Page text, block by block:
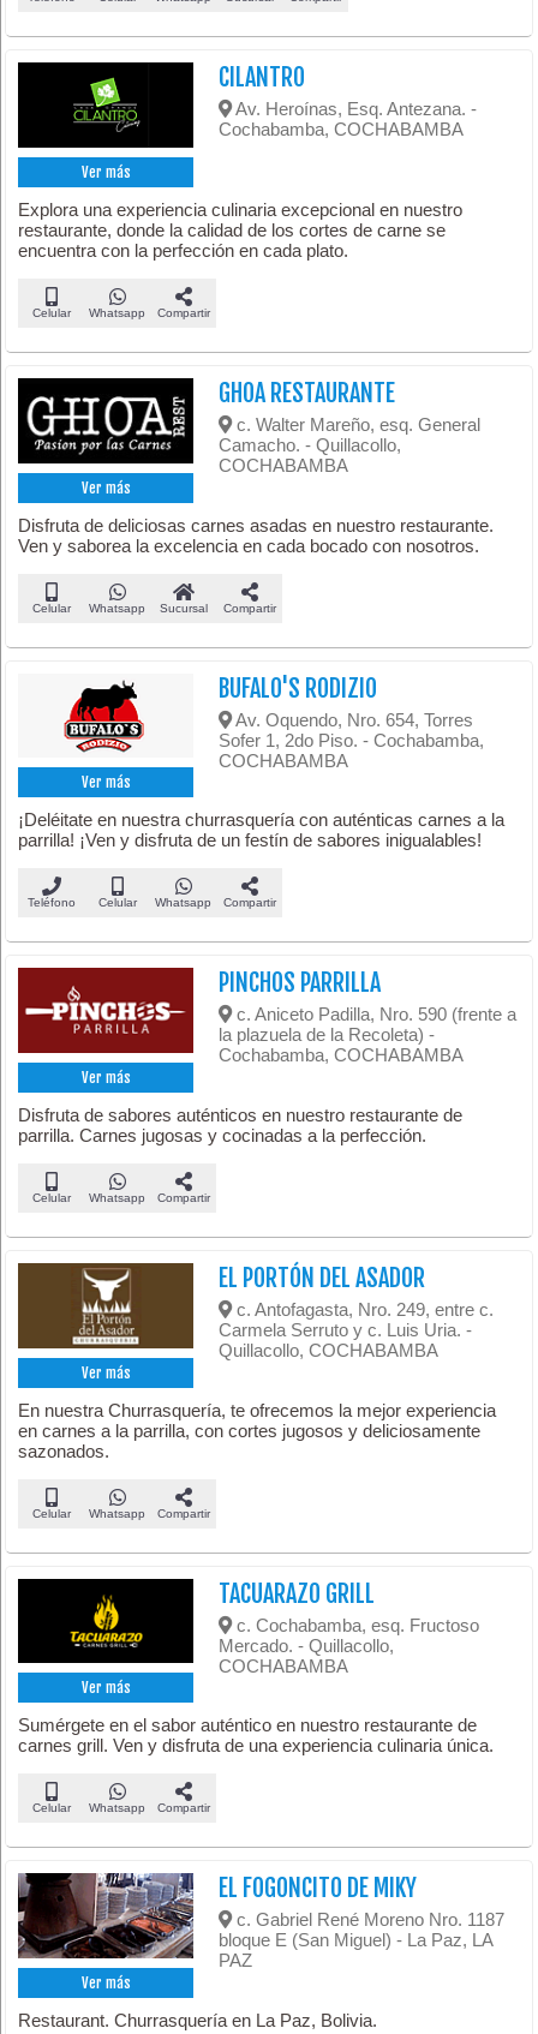
Ver más
CILANTRO
Av. Heroínas, Esq. Antezana. -
Cochabamba, COCHABAMBA
Explora una experiencia culinaria excepcional en nuestro
restaurante, donde la calidad de los cortes de carne se
encuentra con la perfección en cada plato.
Celular Whatsapp Compartir
Ver más
GHOA RESTAURANTE
c. Walter Mareño, esq. General
Camacho. - Quillacollo,
COCHABAMBA
Disfruta de deliciosas carnes asadas en nuestro restaurante.
Ven y saborea la excelencia en cada bocado con nosotros.
Celular Whatsapp Sucursal Compartir
Ver más
BUFALO'S RODIZIO
Av. Oquendo, Nro. 654, Torres
Sofer 1, 2do Piso. - Cochabamba,
COCHABAMBA
¡Deléitate en nuestra churrasquería con auténticas carnes a la
parrilla! ¡Ven y disfruta de un festín de sabores inigualables!
Teléfono Celular Whatsapp Compartir
Ver más
PINCHOS PARRILLA
c. Aniceto Padilla, Nro. 590 (frente a
la plazuela de la Recoleta) -
Cochabamba, COCHABAMBA
Disfruta de sabores auténticos en nuestro restaurante de
parrilla. Carnes jugosas y cocinadas a la perfección.
Celular Whatsapp Compartir
Ver más
EL PORTÓN DEL ASADOR
c. Antofagasta, Nro. 249, entre c.
Carmela Serruto y c. Luis Uria. -
Quillacollo, COCHABAMBA
En nuestra Churrasquería, te ofrecemos la mejor experiencia
en carnes a la parrilla, con cortes jugosos y deliciosamente
sazonados.
Celular Whatsapp Compartir
Ver más
TACUARAZO GRILL
c. Cochabamba, esq. Fructoso
Mercado. - Quillacollo,
COCHABAMBA
Sumérgete en el sabor auténtico en nuestro restaurante de
carnes grill. Ven y disfruta de una experiencia culinaria única.
Celular Whatsapp Compartir
Ver más
EL FOGONCITO DE MIKY
c. Gabriel René Moreno Nro. 1187
bloque E (San Miguel) - La Paz, LA
PAZ
Restaurant. Churrasquería en La Paz, Bolivia.